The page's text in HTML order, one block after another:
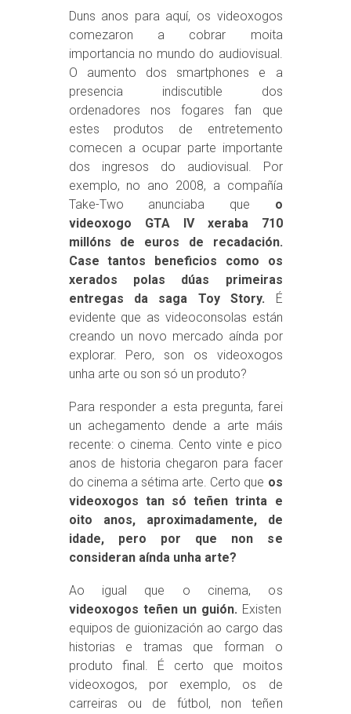
Duns anos para aquí, os videoxogos
comezaron a cobrar moita
importancia no mundo do audiovisual.
O aumento dos smartphones e a
presencia indiscutible dos
ordenadores nos fogares fan que
estes produtos de entretemento
comecen a ocupar parte importante
dos ingresos do audiovisual. Por
exemplo, no ano 2008, a compañía
Take-Two anunciaba que o
videoxogo GTA IV xeraba 710
millóns de euros de recadación.
Case tantos beneficios como os
xerados polas dúas primeiras
entregas da saga Toy Story. É
evidente que as videoconsolas están
creando un novo mercado aínda por
explorar. Pero, son os videoxogos
unha arte ou son só un produto?
Para responder a esta pregunta, farei
un achegamento dende a arte máis
recente: o cinema. Cento vinte e pico
anos de historia chegaron para facer
do cinema a sétima arte. Certo que os
videoxogos tan só teñen trinta e
oito anos, aproximadamente, de
idade, pero por que non se
consideran aínda unha arte?
Ao igual que o cinema, os
videoxogos teñen un guión. Existen
equipos de guionización ao cargo das
historias e tramas que forman o
produto final. É certo que moitos
videoxogos, por exemplo, os de
carreiras ou de fútbol, non teñen